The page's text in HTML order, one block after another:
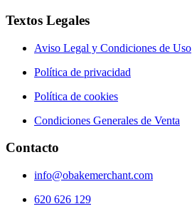
Textos Legales
Aviso Legal y Condiciones de Uso
Política de privacidad
Política de cookies
Condiciones Generales de Venta
Contacto
info@obakemerchant.com
620 626 129